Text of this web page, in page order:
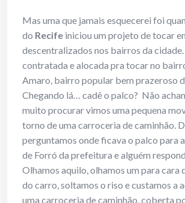
Mas uma que jamais esquecerei foi
do Recife iniciou um projeto de tocar
descentralizados nos bairros da
contratada e alocada pra tocar no
Amaro, bairro popular bem prazeroso
Chegando lá… cadê o palco? Não
muito procurar vimos uma pequena
torno de uma carroceria de caminhão.
perguntamos onde ficava o palco para
de Forró da prefeitura e alguém
Olhamos aquilo, olhamos um para cara
do carro, soltamos o riso e custamos a
uma carroceria de caminhão, coberta